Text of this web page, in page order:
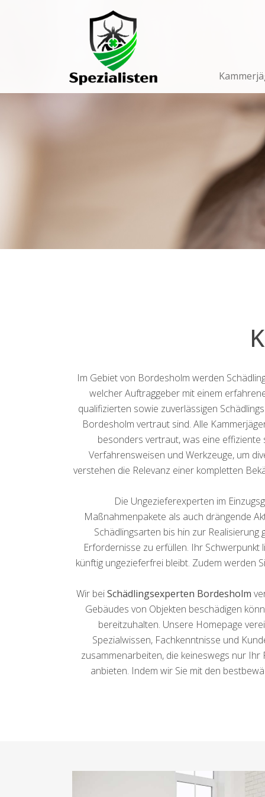
Navigation
Im Gebiet von Bordesholm werden
welcher Auftraggeber mit einem
qualifizierten sowie zuverlässigen
Bordesholm vertraut sind. Alle
besonders vertraut, was eine
Verfahrensweisen und Werkzeuge, um
verstehen die Relevanz einer kompletten
Die Ungezieferexperten im
Maßnahmenpakete als auch drängende
Schädlingsarten bis hin zur
Erfordernisse zu erfüllen. Ihr
künftig ungezieferfrei bleibt. Zudem werden
Wir beiSchädlingsexperten Bordesholm
Gebäudes von Objekten beschädigen
bereitzuhalten. Unsere Homepage
Spezialwissen, Fachkenntnisse und
zusammenarbeiten, die keineswegs nur
anbieten. Indem wir Sie mit den